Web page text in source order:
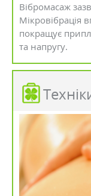
Вібромасаж
Мікровібрація
покращує
та напругу.